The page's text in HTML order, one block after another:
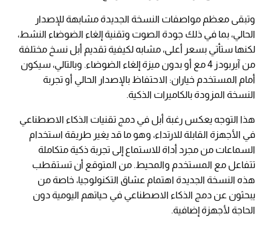
وتبقى معظم مواصفات النسخة الجديدة مشابهة للإصدار
الحالي، بما في ذلك جودة الصوت وتقنية إلغاء الضوضاء النشط،
لكنها ستأتي بسعر أعلى، مشابه لكيفية تقديم أبل نسخ مختلفة
من آيربودز 4 مع أو بدون ميزة إلغاء الضوضاء. وبالتالي، سيكون
أمام المستخدم خياران: الاحتفاظ بالإصدار الحالي أو تجربة
النسخة المزودة بالكاميرات الذكية.
هذا التوجه يعكس رغبة أبل في دمج تقنيات الذكاء الاصطناعي
في الأجهزة القابلة للارتداء، وهو ما قد يغير طريقة استخدام
السماعات من مجرد أداة للاستماع إلى تجربة ذكية متكاملة
تتفاعل مع المستخدم والمحيط. من المتوقع أن تستقطب
هذه النسخة الجديدة اهتمام عشاق التكنولوجيا، خاصة من
يبحثون عن دمج الذكاء الاصطناعي في حياتهم اليومية دون
الحاجة لأجهزة إضافية.